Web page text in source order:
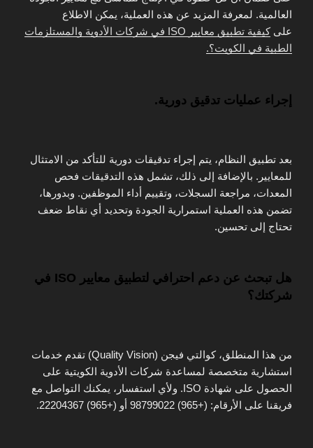
العالمية. لمعرفة المزيد عن هذه العملية، يمكن الاطلاع
على
كيفية تطبيق معايير ISO في شركات الأدوية والمستلزمات
الطبية في الكويت؟.
إجراء عمليات تدقيق دورية.
بعد تطبيق النظام، يتم إجراء تدقيقات دورية للتأكد من الامتثال
للمعايير. بالإضافة إلى ذلك، تشمل هذه التدقيقات فحص
المعدات، مراجعة السجلات، وتقييم أداء الموظفين. وبدورها،
تضمن هذه العملية استمرارية الجودة وتحديد أي نقاط ضعف
تحتاج إلى تحسين.
هل تبحث عن دعم احترافي لتطبيق معايير ISO في
شركتك؟
من هذا المنطلق، كوالتي فيجن (Quality Vision) تقدم خدمات
استشارية متخصصة لمساعدة شركات الأدوية الكويتية على
الحصول على شهادة ISO. ولأي استفسار، يمكنك التواصل مع
فريقنا على الأرقام: (+965) 98799022 أو (+965) 22204367.